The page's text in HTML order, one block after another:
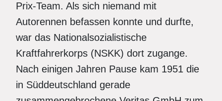
Prix-Team. Als sich niemand mit
Autorennen befassen konnte und durfte,
war das Nationalsozialistische
Kraftfahrerkorps (NSKK) dort zugange.
Nach einigen Jahren Pause kam 1951 die
in Süddeutschland gerade